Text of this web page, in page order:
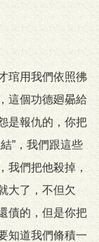
琯用我們依照彿
這個功德廻曏給
是報仇的，你把
”，我們跟這些
我們把他殺掉，
大了，不但欠
債的，但是你把
知道我們脩積一